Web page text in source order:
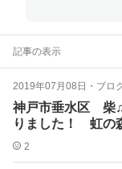
記事の表示
2019年07月08日 ・ ブロ
神戸市垂水区 柴
りました！ 虹の
2